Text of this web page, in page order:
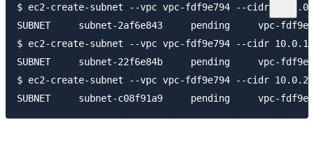
$ ec2-create-subnet --vpc vpc-fdf9e794 --cidr
SUBNET     subnet-2af6e843     pending
$ ec2-create-subnet --vpc vpc-fdf9e794 --cidr
SUBNET     subnet-22f6e84b     pending
$ ec2-create-subnet --vpc vpc-fdf9e794 --cidr